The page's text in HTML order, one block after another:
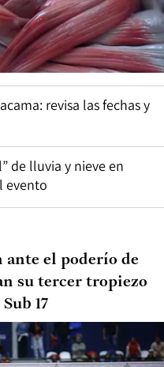
revisa las fechas y
de lluvia y nieve en
evento
ante el poderío de
su tercer tropiezo
17